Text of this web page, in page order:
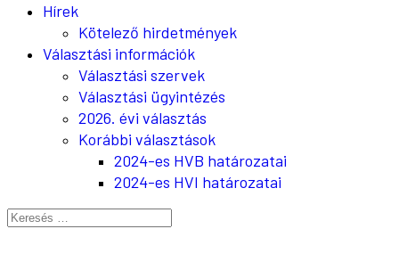
Hírek
Kötelező hirdetmények
Választási információk
Választási szervek
Választási ügyintézés
2026. évi választás
Korábbi választások
2024-es HVB határozatai
2024-es HVI határozatai